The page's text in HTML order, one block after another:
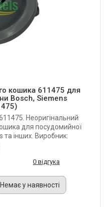
кошика 611475 для
Bosch, Siemens
Неоригінальний
для посудомийної
інших. Виробник:
0 відгука
Немає у наявності